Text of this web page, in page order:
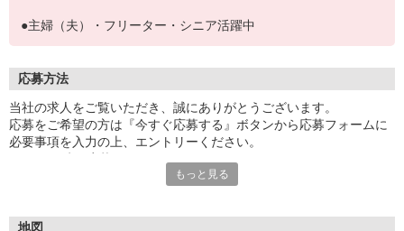
●主婦（夫）・フリーター・シニア活躍中
応募方法
当社の求人をご覧いただき、誠にありがとうございます。
応募をご希望の方は『今すぐ応募する』ボタンから応募フォームに
必要事項を入力の上、エントリーください。
号」など
もっと見る
地図